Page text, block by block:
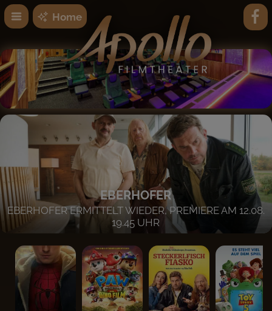
Home
EBERHOFER
EBERHOFER ERMITTELT WIEDER, PREMIERE AM 12.08.
19.45 UHR